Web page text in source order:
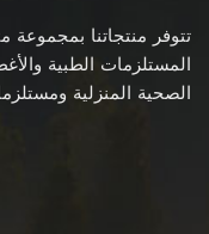
تتوفر منتجاتنا
المستلزمات الطبية
الصحية المنزلية